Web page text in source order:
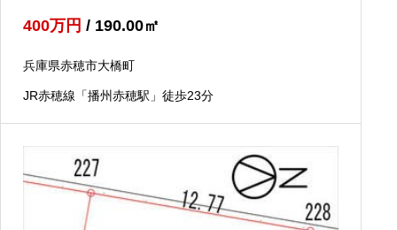
400万円 / 190.00㎡
兵庫県赤穂市大橋町
JR赤穂線「播州赤穂駅」徒歩23分